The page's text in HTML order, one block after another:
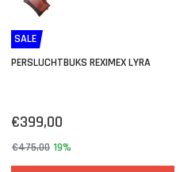
SALE
PERSLUCHTBUKS REXIMEX LYRA
€399,00
€475,00 19%